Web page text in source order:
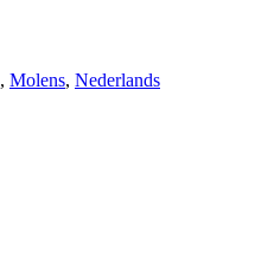
, Molens, Nederlands